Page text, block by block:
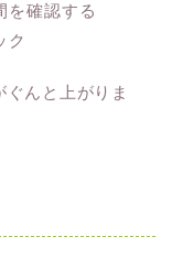
を確認する
ク
んと上がりま